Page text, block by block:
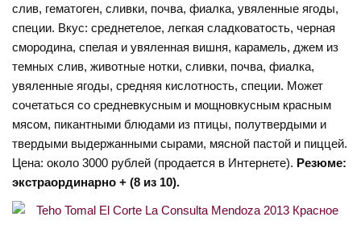
слив, гематоген, сливки, почва, фиалка, увяленные ягоды,
специи. Вкус: среднетелое, легкая сладковатость, черная
смородина, спелая и увяленная вишня, карамель, джем из
темных слив, животные нотки, сливки, почва, фиалка,
увяленные ягоды, средняя кислотность, специи. Может
сочетаться со средневкусным и мощновкусным красным
мясом, пикантными блюдами из птицы, полутвердыми и
твердыми выдержанными сырами, мясной пастой и пиццей.
Цена: около 3000 рублей (продается в Интернете). Резюме:
экстраординарно + (8 из 10).